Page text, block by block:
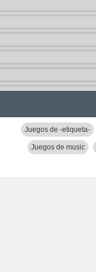
Juegos de -etiqueta-
Juegos de music